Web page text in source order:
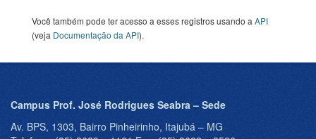
Você também pode ter acesso a esses registros usando a API
(veja Documentação da API).
Campus Prof. José Rodrigues Seabra – Sede
Av. BPS, 1303, Bairro Pinheirinho, Itajubá – MG